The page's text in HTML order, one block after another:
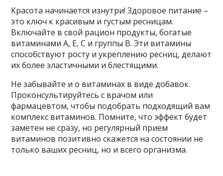
Красота начинается изнутри! Здоровое питание –
это ключ к красивым и густым ресницам.
Включайте в свой рацион продукты, богатые
витаминами А, Е, С и группы В. Эти витамины
способствуют росту и укреплению ресниц, делают
их более эластичными и блестящими.
Не забывайте и о витаминах в виде добавок.
Проконсультируйтесь с врачом или
фармацевтом, чтобы подобрать подходящий вам
комплекс витаминов. Помните, что эффект будет
заметен не сразу, но регулярный прием
витаминов позитивно скажется на состоянии не
только ваших ресниц, но и всего организма.